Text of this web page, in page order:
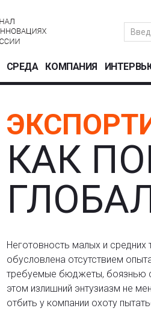
СРЕДА КОМПАНИЯ
КАК
Неготовность малых и средних
обусловлена отсутствием
требуемые бюджеты, боязнью
этом излишний энтузиазм не
отбить у компании охоту